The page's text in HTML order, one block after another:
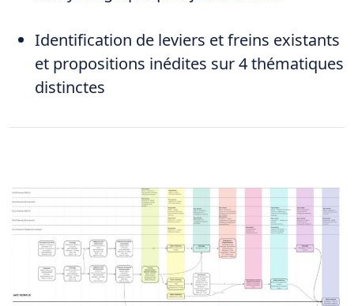
Identification de leviers et freins existants
et propositions inédites sur 4 thématiques
distinctes